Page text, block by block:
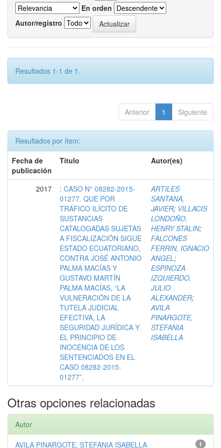
En orden
Autor/registro
Resultados 1-1 de 1.
Anterior 1 Siguiente
Resultados por ítem:
Fecha de
publicación
Título Autor(es)
2017
: CASO N° 08282-2015-
01277. QUE POR
TRÁFICO ILÍCITO DE
SUSTANCIAS
CATALOGADAS SUJETAS
A FISCALIZACIÓN SIGUE
ESTADO ECUATORIANO,
CONTRA JOSÉ ANTONIO
PALMA MACÍAS Y
GUSTAVO MARTÍN
PALMA MACÍAS, “LA
VULNERACIÓN DE LA
TUTELA JUDICIAL
EFECTIVA, LA
SEGURIDAD JURÍDICA Y
EL PRINCIPIO DE
INOCENCIA DE LOS
SENTENCIADOS EN EL
CASO 08282-2015-
01277”.
ARTILES
SANTANA,
JAVIER; VILLACIS
LONDOÑO,
HENRY STALIN;
FALCONES
FERRIN, IGNACIO
ANGEL;
ESPINOZA
IZQUIERDO,
JULIO
ALEXANDER;
AVILA
PINARGOTE,
STEFANIA
ISABELLA
Otras opciones relacionadas
Autor
1
AVILA PINARGOTE, STEFANIA ISABELLA